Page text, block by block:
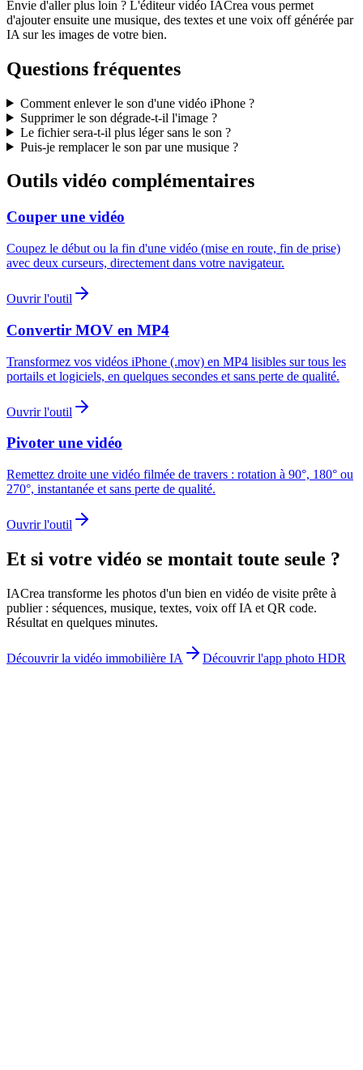
Envie d'aller plus loin ? L'éditeur vidéo IACrea vous permet
d'ajouter ensuite une musique, des textes et une voix off générée par
IA sur les images de votre bien.
Questions fréquentes
Comment enlever le son d'une vidéo iPhone ?
Supprimer le son dégrade-t-il l'image ?
Le fichier sera-t-il plus léger sans le son ?
Puis-je remplacer le son par une musique ?
Outils vidéo complémentaires
Couper une vidéo
Coupez le début ou la fin d'une vidéo (mise en route, fin de prise)
avec deux curseurs, directement dans votre navigateur.
Ouvrir l'outil
Convertir MOV en MP4
Transformez vos vidéos iPhone (.mov) en MP4 lisibles sur tous les
portails et logiciels, en quelques secondes et sans perte de qualité.
Ouvrir l'outil
Pivoter une vidéo
Remettez droite une vidéo filmée de travers : rotation à 90°, 180° ou
270°, instantanée et sans perte de qualité.
Ouvrir l'outil
Et si votre vidéo se montait toute seule ?
IACrea transforme les photos d'un bien en vidéo de visite prête à
publier : séquences, musique, textes, voix off IA et QR code.
Résultat en quelques minutes.
Découvrir la vidéo immobilière IA Découvrir l'app photo HDR